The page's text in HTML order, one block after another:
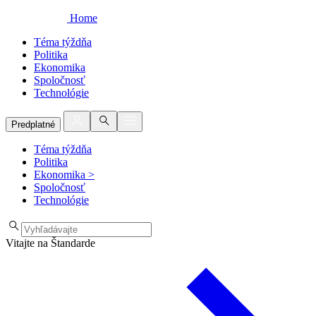
Home
Téma týždňa
Politika
Ekonomika
Spoločnosť
Technológie
Predplatné
Téma týždňa
Politika
Ekonomika >
Spoločnosť
Technológie
Vitajte na Štandarde